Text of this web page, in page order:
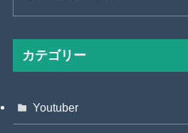
カテゴリー
Youtuber